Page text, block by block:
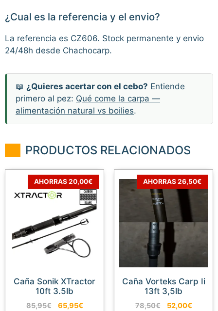
¿Cual es la referencia y el envio?
La referencia es CZ606. Stock permanente y envio
24/48h desde Chachocarp.
📖 ¿Quieres acertar con el cebo? Entiende
primero al pez: Qué come la carpa —
alimentación natural vs boilies.
PRODUCTOS RELACIONADOS
AHORRAS 20,00€
Caña Sonik XTractor
10ft 3.5lb
85,95€
El
65,95€El
AHORRAS 26,50€
Caña Vorteks Carp Ii
13ft 3,5lb
78,50€
El
52,00€El